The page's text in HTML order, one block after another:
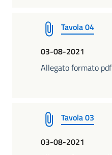
Tavola 04
03-08-2021
Allegato formato pdf
Tavola 03
03-08-2021